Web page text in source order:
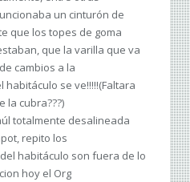
un cinturón de
que los topes de goma
que la varilla que va
cambios a la
habitáculo se ve!!!!!(Faltara
la cubra???)
totalmente desalineada
repito los
habitáculo son fuera de lo
hoy el Org